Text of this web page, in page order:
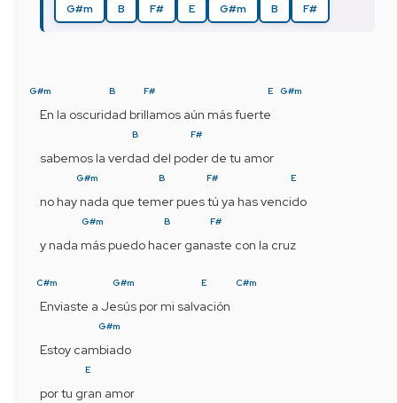
G#m B F# E G#m B F#
G#m B F# E G#m
En la oscuridad brillamos aún más fuerte
B F#
sabemos la verdad del poder de tu amor
G#m B F# E
no hay nada que temer pues tú ya has vencido
G#m B F#
y nada más puedo hacer ganaste con la cruz
C#m G#m E C#m
Enviaste a Jesús por mi salvación
G#m
Estoy cambiado
E
por tu gran amor